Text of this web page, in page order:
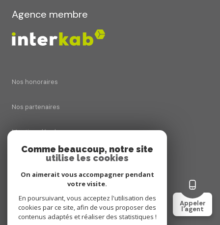
Appeler
l'agent
Agence membre
Nos honoraires
Nos partenaires
Mentions légales
Cookies
Comme beaucoup, notre site
utilise les cookies
On aimerait vous accompagner pendant
votre visite.
En poursuivant, vous acceptez l'utilisation des
cookies par ce site, afin de vous proposer des
contenus adaptés et réaliser des statistiques !